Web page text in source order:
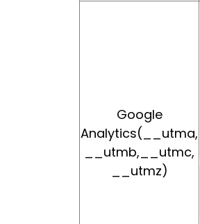
Google
Analytics(__utma,
__utmb,__utmc,
__utmz)